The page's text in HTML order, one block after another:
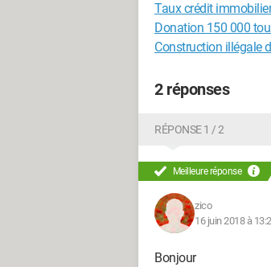
Taux crédit
Donation 150 000
Construction illégale
2 réponses
RÉPONSE 1 / 2
Meilleure réponse
zico
16 juin 2018 à
Bonjour